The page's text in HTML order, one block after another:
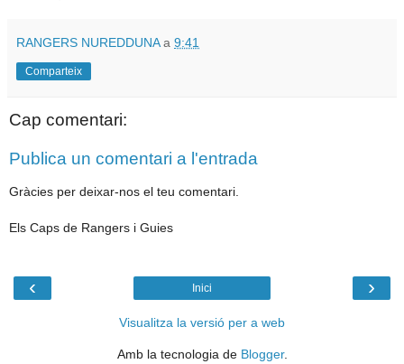
RANGERS NUREDDUNA a 9:41
Comparteix
Cap comentari:
Publica un comentari a l'entrada
Gràcies per deixar-nos el teu comentari.
Els Caps de Rangers i Guies
‹ ›
Inici
Visualitza la versió per a web
Amb la tecnologia de Blogger.